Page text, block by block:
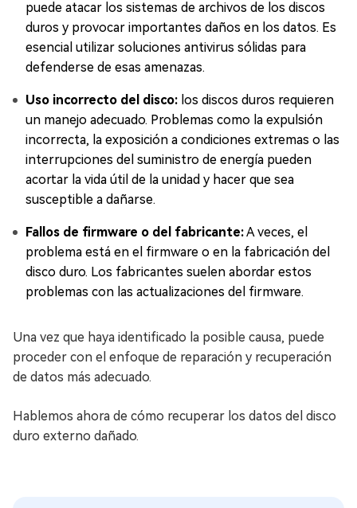
puede atacar los sistemas de archivos de los discos
duros y provocar importantes daños en los datos. Es
esencial utilizar soluciones antivirus sólidas para
defenderse de esas amenazas.
Uso incorrecto del disco: los discos duros requieren
un manejo adecuado. Problemas como la expulsión
incorrecta, la exposición a condiciones extremas o las
interrupciones del suministro de energía pueden
acortar la vida útil de la unidad y hacer que sea
susceptible a dañarse.
Fallos de firmware o del fabricante:A veces, el
problema está en el firmware o en la fabricación del
disco duro. Los fabricantes suelen abordar estos
problemas con las actualizaciones del firmware.
Una vez que haya identificado la posible causa, puede
proceder con el enfoque de reparación y recuperación
de datos más adecuado.
Hablemos ahora de cómo recuperar los datos del disco
duro externo dañado.